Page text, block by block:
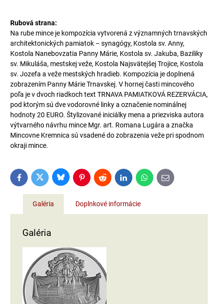
Rubová strana:
Na rube mince je kompozícia vytvorená z významných trnavských
architektonických pamiatok – synagógy, Kostola sv. Anny,
Kostola Nanebovzatia Panny Márie, Kostola sv. Jakuba, Baziliky
sv. Mikuláša, mestskej veže, Kostola Najsvätejšej Trojice, Kostola
sv. Jozefa a veže mestských hradieb. Kompozícia je doplnená
zobrazením Panny Márie Trnavskej. V hornej časti mincového
poľa je v dvoch riadkoch text TRNAVA PAMIATKOVÁ REZERVÁCIA,
pod ktorým sú dve vodorovné linky a označenie nominálnej
hodnoty 20 EURO. Štylizované iniciálky mena a priezviska autora
výtvarného návrhu mince Mgr. art. Romana Lugára a značka
Mincovne Kremnica sú vsadené do zobrazenia veže pri spodnom
okraji mince.
FacebookTwitter BlueskyPinterestReddit LinkedInWhatsApp
E-
mail
Galéria Doplnkové informácie
Galéria